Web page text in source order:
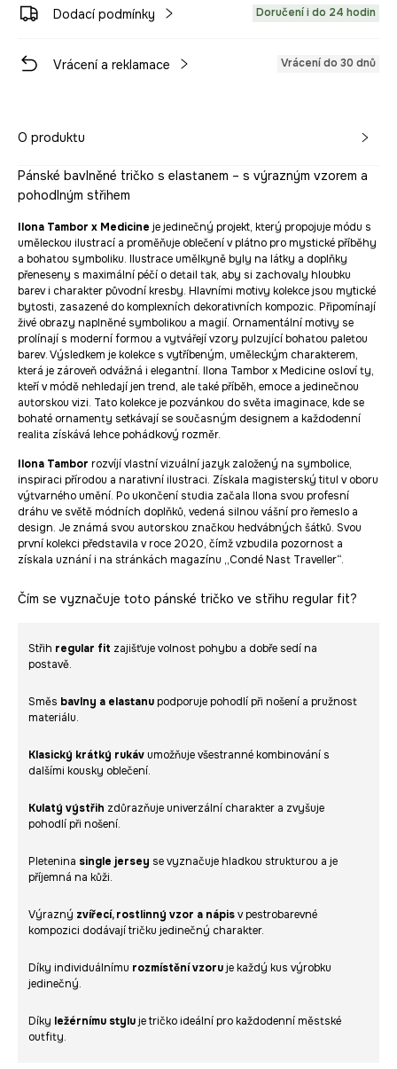
Dodací podmínky Doručení i do 24 hodin
Vrácení a reklamace Vrácení do 30 dnů
O produktu
Pánské bavlněné tričko s elastanem – s výrazným vzorem a
pohodlným střihem
Ilona Tambor x Medicine je jedinečný projekt, který propojuje módu s
uměleckou ilustrací a proměňuje oblečení v plátno pro mystické příběhy
a bohatou symboliku. Ilustrace umělkyně byly na látky a doplňky
přeneseny s maximální péčí o detail tak, aby si zachovaly hloubku
barev i charakter původní kresby. Hlavními motivy kolekce jsou mytické
bytosti, zasazené do komplexních dekorativních kompozic. Připomínají
živé obrazy naplněné symbolikou a magií. Ornamentální motivy se
prolínají s moderní formou a vytvářejí vzory pulzující bohatou paletou
barev. Výsledkem je kolekce s vytříbeným, uměleckým charakterem,
která je zároveň odvážná i elegantní. Ilona Tambor x Medicine osloví ty,
kteří v módě nehledají jen trend, ale také příběh, emoce a jedinečnou
autorskou vizi. Tato kolekce je pozvánkou do světa imaginace, kde se
bohaté ornamenty setkávají se současným designem a každodenní
realita získává lehce pohádkový rozměr.
Ilona Tambor rozvíjí vlastní vizuální jazyk založený na symbolice,
inspiraci přírodou a narativní ilustraci. Získala magisterský titul v oboru
výtvarného umění. Po ukončení studia začala Ilona svou profesní
dráhu ve světě módních doplňků, vedená silnou vášní pro řemeslo a
design. Je známá svou autorskou značkou hedvábných šátků. Svou
první kolekci představila v roce 2020, čímž vzbudila pozornost a
získala uznání i na stránkách magazínu „Condé Nast Traveller“.
Čím se vyznačuje toto pánské tričko ve střihu regular fit?
Střih regular fit zajišťuje volnost pohybu a dobře sedí na
postavě.
Směs bavlny a elastanu podporuje pohodlí při nošení a pružnost
materiálu.
Klasický krátký rukáv umožňuje všestranné kombinování s
dalšími kousky oblečení.
Kulatý výstřih zdůrazňuje univerzální charakter a zvyšuje
pohodlí při nošení.
Pletenina single jersey se vyznačuje hladkou strukturou a je
příjemná na kůži.
Výrazný zvířecí, rostlinný vzor a nápisv pestrobarevné
kompozici dodávají tričku jedinečný charakter.
Díky individuálnímu rozmístění vzoruje každý kus výrobku
jedinečný.
Díky ležérnímu styluje tričko ideální pro každodenní městské
outfity.